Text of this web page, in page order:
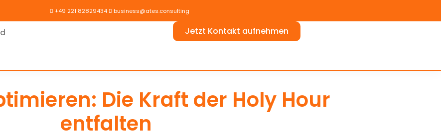
 +49 221 82829434  business@ates.consulting
Jetzt Kontakt aufnehmen
Die Kraft der Holy Hour
entfalten